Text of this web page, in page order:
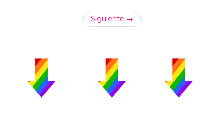
Siguiente →